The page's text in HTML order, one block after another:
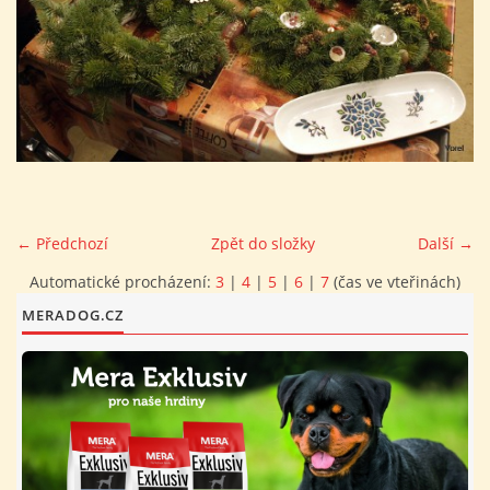
FOTOALBUM
PROVOZNÍ ŘÁD
AVZO TSČ ČR CHRUDIM P.S.
VÝBOR KK
← Předchozí Další →
Zpět do složky
Automatické procházení: 3 | 4 | 5 | 6 | 7 (čas ve vteřinách)
MERADOG.CZ